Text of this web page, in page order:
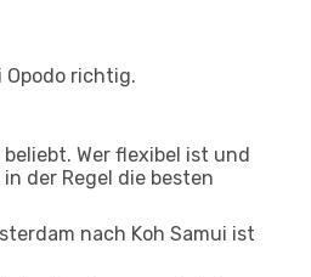
Opodo richtig.
Wer flexibel ist und
der Regel die besten
nach Koh Samui ist